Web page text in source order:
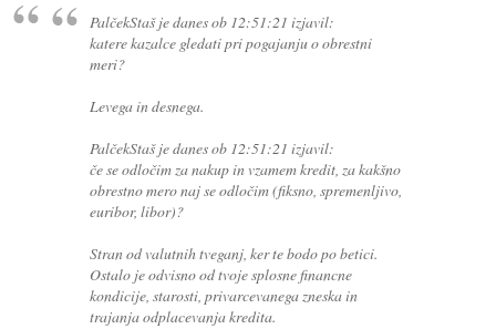
PalčekStaš je danes ob 12:51:21 izjavil:
katere kazalce gledati pri pogajanju o obrestni
meri?
Levega in desnega.
PalčekStaš je danes ob 12:51:21 izjavil:
če se odločim za nakup in vzamem kredit, za kakšno
obrestno mero naj se odločim (fiksno, spremenljivo,
euribor, libor)?
Stran od valutnih tveganj, ker te bodo po betici.
Ostalo je odvisno od tvoje splosne financne
kondicije, starosti, privarcevanega zneska in
trajanja odplacevanja kredita.